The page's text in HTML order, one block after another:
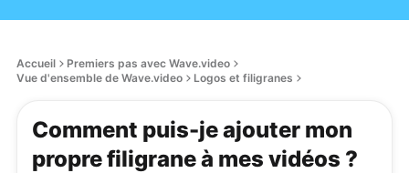
Accueil
Premiers pas avec Wave.video
Vue d'ensemble de Wave.video
Logos et filigranes
Comment puis-je ajouter mon
propre filigrane à mes vidéos ?